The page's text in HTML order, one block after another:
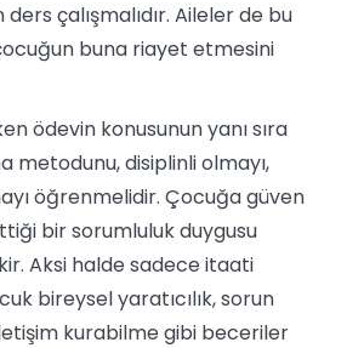
çalışmalıdır. Aileler de bu
buna riayet etmesini
ödevin konusunun yanı sıra
metodunu, disiplinli olmayı,
öğrenmelidir. Çocuğa güven
bir sorumluluk duygusu
Aksi halde sadece itaati
bireysel yaratıcılık, sorun
kurabilme gibi beceriler